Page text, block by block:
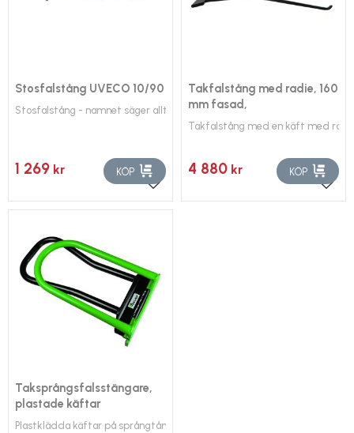
Stosfalstång UVECO 10/90
Stosfalstång - namnet säger allt
1 269 kr
Lägg till i favoriter
KÖP
Takfalstång med radie, 160
mm fasad,
Takfalstång med en käft med
4 880 kr
KÖP
Taksprångsfalsstängare,
plastade käftar
Plastklädda käftar på språngtången ger mindre märken och jämnare